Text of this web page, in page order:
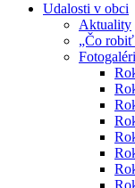
Udalosti v obci
Aktuality
„Čo